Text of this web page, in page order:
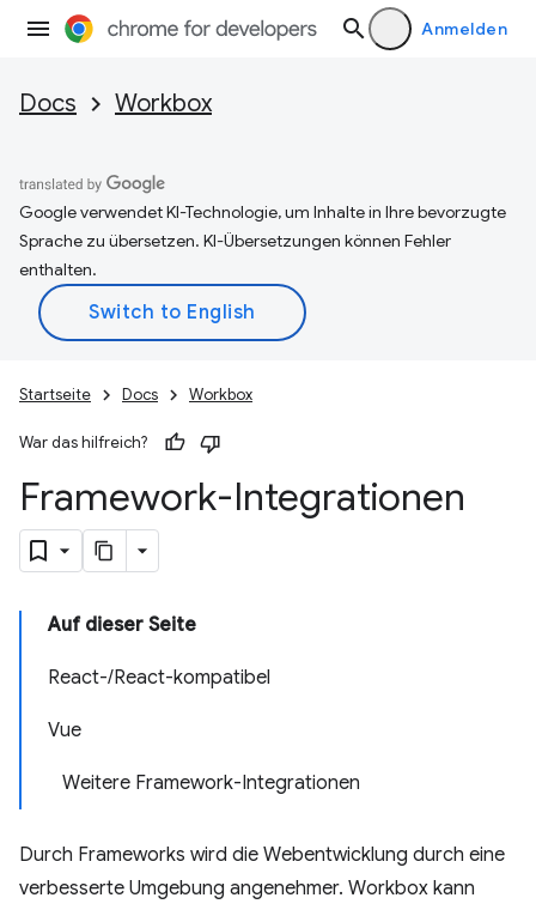
Anmelden
Docs Workbox
Google verwendet KI-Technologie, um Inhalte in Ihre bevorzugte
Sprache zu übersetzen. KI-Übersetzungen können Fehler
enthalten.
Startseite Docs Workbox
War das hilfreich?
Framework-Integrationen
Auf dieser Seite
React-/React-kompatibel
Vue
Weitere Framework-Integrationen
Durch Frameworks wird die Webentwicklung durch eine
verbesserte Umgebung angenehmer. Workbox kann